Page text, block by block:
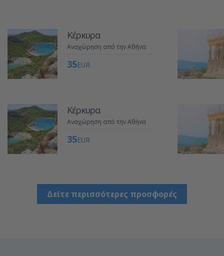
Κέρκυρα
Αναχώρηση από την Αθήνα
35EUR
Κέρκυρα
Αναχώρηση από την Αθήνα
35EUR
Δείτε περισσότερες προσφορές